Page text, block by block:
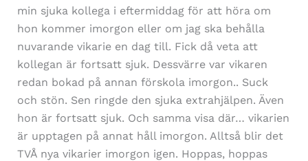
min sjuka kollega i eftermiddag för att höra om
hon kommer imorgon eller om jag ska behålla
nuvarande vikarie en dag till. Fick då veta att
kollegan är fortsatt sjuk. Dessvärre var vikaren
redan bokad på annan förskola imorgon.. Suck
och stön. Sen ringde den sjuka extrahjälpen. Även
hon är fortsatt sjuk. Och samma visa där… vikarien
är upptagen på annat håll imorgon. Alltså blir det
TVÅ nya vikarier imorgon igen. Hoppas, hoppas